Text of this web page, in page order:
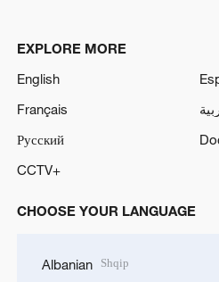
EXPLORE MORE
English
Français
Русский
CCTV+
CHOOSE YOUR LANGUAGE
Albanian Shqip